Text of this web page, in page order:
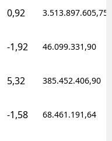
0,92 3.513.897.605,75
-1,92 46.099.331,90
5,32 385.452.406,90
-1,58 68.461.191,64